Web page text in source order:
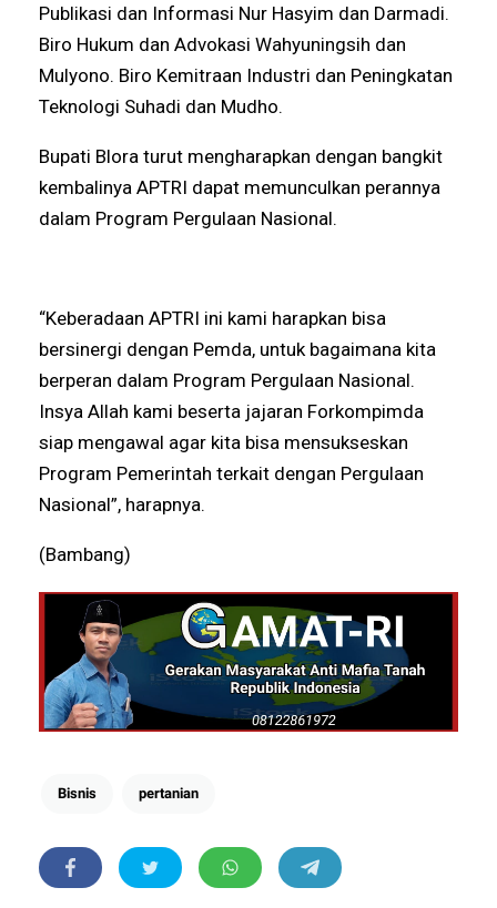
Publikasi dan Informasi Nur Hasyim dan Darmadi.
Biro Hukum dan Advokasi Wahyuningsih dan
Mulyono. Biro Kemitraan Industri dan Peningkatan
Teknologi Suhadi dan Mudho.
Bupati Blora turut mengharapkan dengan bangkit
kembalinya APTRI dapat memunculkan perannya
dalam Program Pergulaan Nasional.
“Keberadaan APTRI ini kami harapkan bisa
bersinergi dengan Pemda, untuk bagaimana kita
berperan dalam Program Pergulaan Nasional.
Insya Allah kami beserta jajaran Forkompimda
siap mengawal agar kita bisa mensukseskan
Program Pemerintah terkait dengan Pergulaan
Nasional”, harapnya.
(Bambang)
Bisnis pertanian